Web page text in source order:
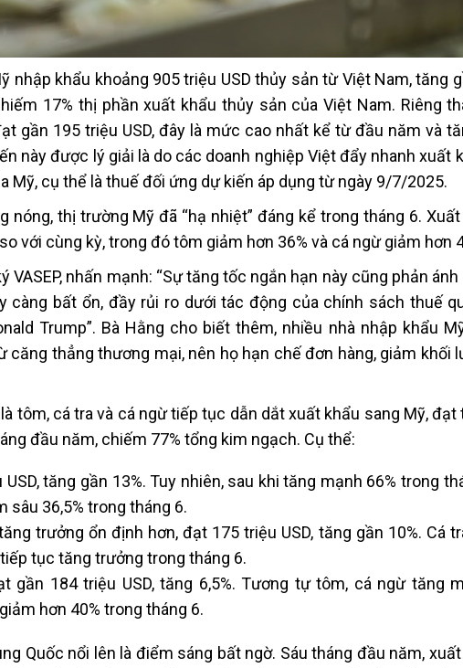
nhập khẩu khoảng 905 triệu USD thủy sản từ Việt Nam, tăng
17% thị phần xuất khẩu thủy sản của Việt Nam. Riêng
gần 195 triệu USD, đây là mức cao nhất kể từ đầu năm và
này được lý giải là do các doanh nghiệp Việt đẩy nhanh xuất
Mỹ, cụ thể là thuế đối ứng dự kiến áp dụng từ ngày 9/7/2025.
nóng, thị trường Mỹ đã “hạ nhiệt” đáng kể trong tháng 6.
với cùng kỳ, trong đó tôm giảm hơn 36% và cá ngừ giảm hơn
VASEP, nhấn mạnh: “Sự tăng tốc ngắn hạn này cũng phản
càng bất ổn, đầy rủi ro dưới tác động của chính sách thuế
Trump”. Bà Hằng cho biết thêm, nhiều nhà nhập khẩu
căng thẳng thương mại, nên họ hạn chế đơn hàng, giảm khối
tôm, cá tra và cá ngừ tiếp tục dẫn dắt xuất khẩu sang Mỹ, đạt
đầu năm, chiếm 77% tổng kim ngạch. Cụ thể:
tăng gần 13%. Tuy nhiên, sau khi tăng mạnh 66% trong
sâu 36,5% trong tháng 6.
trưởng ổn định hơn, đạt 175 triệu USD, tăng gần 10%. Cá
tục tăng trưởng trong tháng 6.
gần 184 triệu USD, tăng 6,5%. Tương tự tôm, cá ngừ tăng
hơn 40% trong tháng 6.
Quốc nổi lên là điểm sáng bất ngờ. Sáu tháng đầu năm,